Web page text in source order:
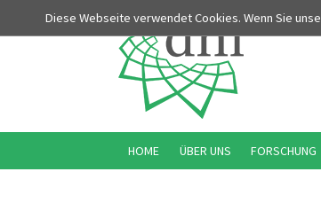
Diese Webseite verwendet Cookies. Wenn Sie
HOME ÜBER UNS FORSCHUNG